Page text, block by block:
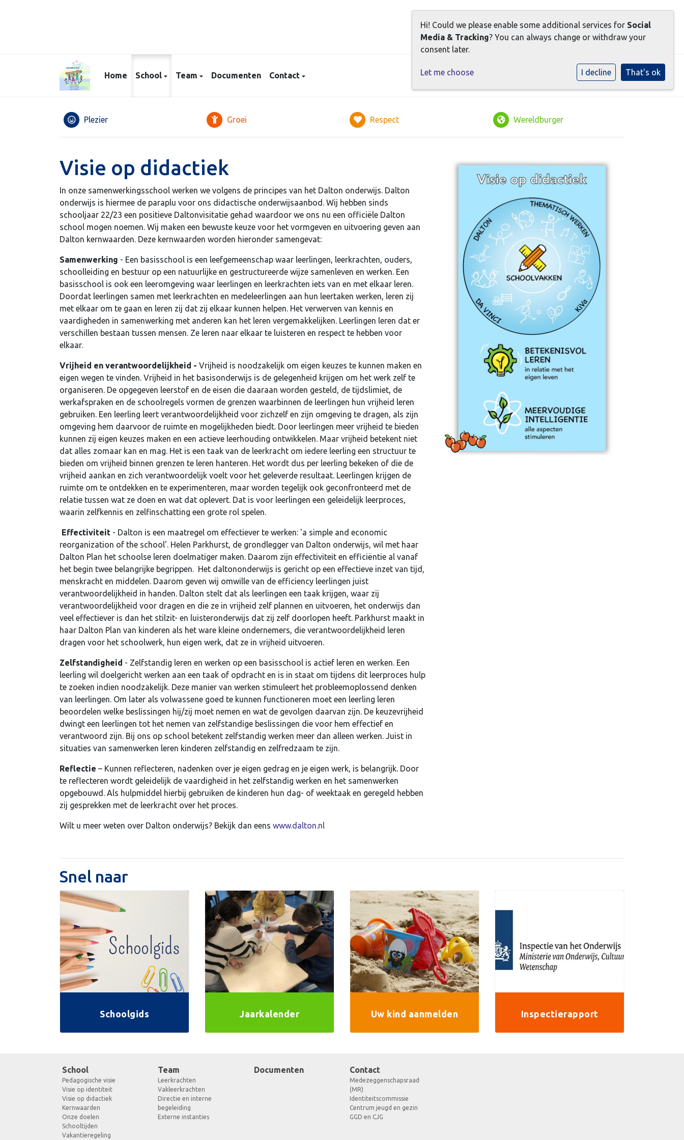
INLOGGEN SOCIAL SCHOOLS
Home School Team Documenten Contact
Plezier Groei Respect Wereldburger
Visie op didactiek
In onze samenwerkingsschool werken we volgens de principes van het Dalton onderwijs. Dalton
onderwijs is hiermee de paraplu voor ons didactische onderwijsaanbod. Wij hebben sinds
schooljaar 22/23 een positieve Daltonvisitatie gehad waardoor we ons nu een officiële Dalton
school mogen noemen. Wij maken een bewuste keuze voor het vormgeven en uitvoering geven aan
Dalton kernwaarden. Deze kernwaarden worden hieronder samengevat:
Samenwerking - Een basisschool is een leefgemeenschap waar leerlingen, leerkrachten, ouders,
schoolleiding en bestuur op een natuurlijke en gestructureerde wijze samenleven en werken. Een
basisschool is ook een leeromgeving waar leerlingen en leerkrachten iets van en met elkaar leren.
Doordat leerlingen samen met leerkrachten en medeleerlingen aan hun leertaken werken, leren zij
met elkaar om te gaan en leren zij dat zij elkaar kunnen helpen. Het verwerven van kennis en
vaardigheden in samenwerking met anderen kan het leren vergemakkelijken. Leerlingen leren dat er
verschillen bestaan tussen mensen. Ze leren naar elkaar te luisteren en respect te hebben voor
elkaar.
Vrijheid en verantwoordelijkheid - Vrijheid is noodzakelijk om eigen keuzes te kunnen maken en
eigen wegen te vinden. Vrijheid in het basisonderwijs is de gelegenheid krijgen om het werk zelf te
organiseren. De opgegeven leerstof en de eisen die daaraan worden gesteld, de tijdslimiet, de
werkafspraken en de schoolregels vormen de grenzen waarbinnen de leerlingen hun vrijheid leren
gebruiken. Een leerling leert verantwoordelijkheid voor zichzelf en zijn omgeving te dragen, als zijn
omgeving hem daarvoor de ruimte en mogelijkheden biedt. Door leerlingen meer vrijheid te bieden
kunnen zij eigen keuzes maken en een actieve leerhouding ontwikkelen. Maar vrijheid betekent niet
dat alles zomaar kan en mag. Het is een taak van de leerkracht om iedere leerling een structuur te
bieden om vrijheid binnen grenzen te leren hanteren. Het wordt dus per leerling bekeken of die de
vrijheid aankan en zich verantwoordelijk voelt voor het geleverde resultaat. Leerlingen krijgen de
ruimte om te ontdekken en te experimenteren, maar worden tegelijk ook geconfronteerd met de
relatie tussen wat ze doen en wat dat oplevert. Dat is voor leerlingen een geleidelijk leerproces,
waarin zelfkennis en zelfinschatting een grote rol spelen.
Effectiviteit - Dalton is een maatregel om effectiever te werken: 'a simple and economic
reorganization of the school'. Helen Parkhurst, de grondlegger van Dalton onderwijs, wil met haar
Dalton Plan het schoolse leren doelmatiger maken. Daarom zijn effectiviteit en efficiëntie al vanaf
het begin twee belangrijke begrippen. Het daltononderwijs is gericht op een effectieve inzet van tijd,
menskracht en middelen. Daarom geven wij omwille van de efficiency leerlingen juist
verantwoordelijkheid in handen. Dalton stelt dat als leerlingen een taak krijgen, waar zij
verantwoordelijkheid voor dragen en die ze in vrijheid zelf plannen en uitvoeren, het onderwijs dan
veel effectiever is dan het stilzit- en luisteronderwijs dat zij zelf doorlopen heeft. Parkhurst maakt in
haar Dalton Plan van kinderen als het ware kleine ondernemers, die verantwoordelijkheid leren
dragen voor het schoolwerk, hun eigen werk, dat ze in vrijheid uitvoeren.
Zelfstandigheid - Zelfstandig leren en werken op een basisschool is actief leren en werken. Een
leerling wil doelgericht werken aan een taak of opdracht en is in staat om tijdens dit leerproces hulp
te zoeken indien noodzakelijk. Deze manier van werken stimuleert het probleemoplossend denken
van leerlingen. Om later als volwassene goed te kunnen functioneren moet een leerling leren
beoordelen welke beslissingen hij/zij moet nemen en wat de gevolgen daarvan zijn. De keuzevrijheid
dwingt een leerlingen tot het nemen van zelfstandige beslissingen die voor hem effectief en
verantwoord zijn. Bij ons op school betekent zelfstandig werken meer dan alleen werken. Juist in
situaties van samenwerken leren kinderen zelfstandig en zelfredzaam te zijn.
Reflectie – Kunnen reflecteren, nadenken over je eigen gedrag en je eigen werk, is belangrijk. Door
te reflecteren wordt geleidelijk de vaardigheid in het zelfstandig werken en het samenwerken
opgebouwd. Als hulpmiddel hierbij gebruiken de kinderen hun dag- of weektaak en geregeld hebben
zij gesprekken met de leerkracht over het proces.
Wilt u meer weten over Dalton onderwijs? Bekijk dan eens www.dalton.nl
Snel naar
Schoolgids Jaarkalender Uw kind aanmelden Inspectierapport
School
Pedagogische visie
Visie op identiteit
Visie op didactiek
Kernwaarden
Onze doelen
Schooltijden
Vakantieregeling
Team
Leerkrachten
Vakleerkrachten
Directie en interne
begeleiding
Externe instanties
Documenten Contact
Medezeggenschapsraad
(MR)
Identiteitscommissie
Centrum jeugd en gezin
GGD en CJG
Hi! Could we please enable some additional services for Social
Media & Tracking? You can always change or withdraw your
consent later.
Let me choose I decline That's ok